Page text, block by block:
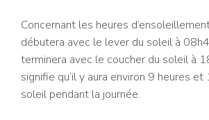
Concernant les heures
débutera avec le lever du soleil à
terminera avec le coucher du soleil à
signifie qu’il y aura environ 9 heures
soleil pendant la journée.